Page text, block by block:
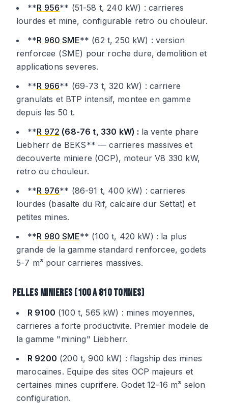
**R 956** (51-58 t, 240 kW) : carrieres
lourdes et mine, configurable retro ou chouleur.
**R 960 SME** (62 t, 250 kW) : version
renforcee (SME) pour roche dure, demolition et
applications severes.
**R 966** (69-73 t, 320 kW) : carriere
granulats et BTP intensif, montee en gamme
depuis les 50 t.
**R 972 (68-76 t, 330 kW) : la vente phare
Liebherr de BEKS** — carrieres massives et
decouverte miniere (OCP), moteur V8 330 kW,
retro ou chouleur.
**R 976** (86-91 t, 400 kW) : carrieres
lourdes (basalte du Rif, calcaire dur Settat) et
petites mines.
**R 980 SME** (100 t, 420 kW) : la plus
grande de la gamme standard renforcee, godets
5-7 m³ pour carrieres massives.
PELLES MINIERES (100 A 810 TONNES)
R 9100 (100 t, 565 kW) : mines moyennes,
carrieres a forte productivite. Premier modele de
la gamme "mining" Liebherr.
R 9200 (200 t, 900 kW) : flagship des mines
marocaines. Equipe des sites OCP majeurs et
certaines mines cuprifere. Godet 12-16 m³ selon
configuration.